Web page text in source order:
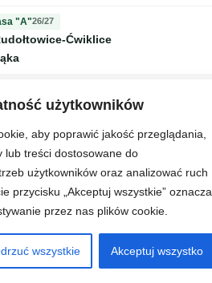
użytkowników
aby poprawić jakość przeglądania,
lub treści dostosowane do
użytkowników oraz analizować ruch
przycisku „Akceptuj wszystkie” oznacza
przez nas plików cookie.
wszystkie Akceptuj wszystko
"A"26/27
Ćwiklice
"A"26/27
Suszec